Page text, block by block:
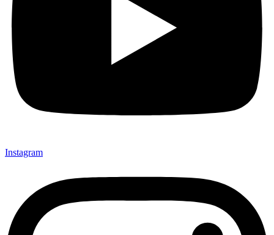
Instagram